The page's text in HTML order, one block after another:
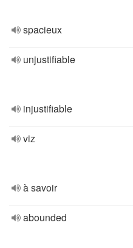
spacieux
unjustifiable
injustifiable
viz
à savoir
abounded